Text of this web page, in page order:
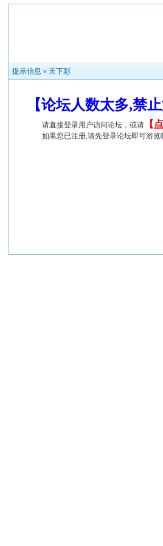
提示信息 » 天下彩
【论坛人数太多,禁
请直接登录用户访问论坛，或请 【
如果您已注册,请先登录论坛即可游览